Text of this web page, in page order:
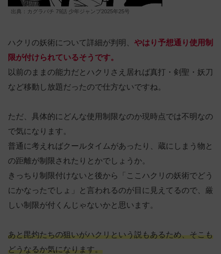
出典：カグラバチ 79話 少年ジャンプ2025年25号
ハクリの妖術について詳細が判明、 やはり予想通り使用制
限が付けられているそうです。
以前のままの能力だとハクリさえ居れば真打・剣聖・妖刀
など移動し放題だったので仕方ないですね。
ただ、具体的にどんな使用制限なのか現時点では不明なの
で気になります。
普通に考えればクールタイムがあったり、蔵にしまう物と
の距離が制限されたりとかでしょうか。
きっちり制限付けないと後から「ここハクリの妖術でどう
にかなったでしょ」と言われるのが目に見えてるので、厳
しい制限が付くんじゃないかと思います。
あと毘灼たちの狙いがハクリという説もあるため、そこも
どうなるか気になります。